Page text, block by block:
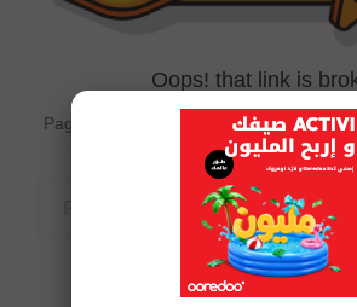
Oops! that link is
Page does not exist or some other error
Home page